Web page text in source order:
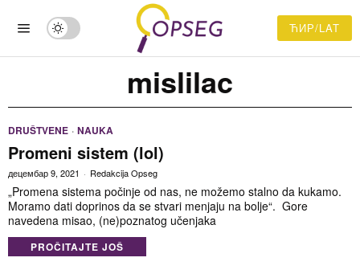
ЋИР/LAT
mislilac
DRUŠTVENE · NAUKA
Promeni sistem (lol)
децембар 9, 2021 Redakcija Opseg
„Promena sistema počinje od nas, ne možemo stalno da kukamo.
Moramo dati doprinos da se stvari menjaju na bolje“. Gore
navedena misao, (ne)poznatog učenjaka
PROČITAJTE JOŠ